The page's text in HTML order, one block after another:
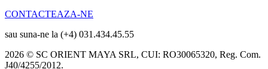
CONTACTEAZA-NE
sau suna-ne la (+4) 031.434.45.55
2026 © SC ORIENT MAYA SRL, CUI: RO30065320, Reg. Com.
J40/4255/2012.